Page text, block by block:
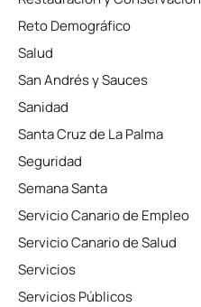
Reto Demográfico
Salud
San Andrés y Sauces
Sanidad
Santa Cruz de La Palma
Seguridad
Semana Santa
Servicio Canario de Empleo
Servicio Canario de Salud
Servicios
Servicios Públicos